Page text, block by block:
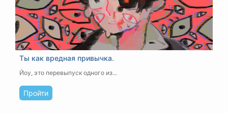
Ты как вредная привычка.
Йоу, это перевыпуск одного из...
Пройти